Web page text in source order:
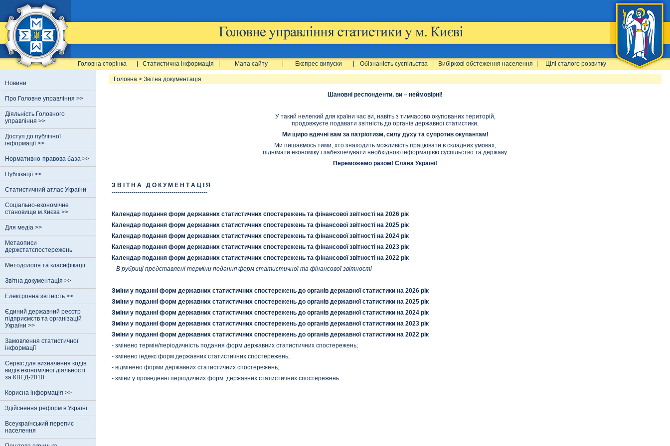
Головна сторінка Статистична інформація Мапа сайту Експрес-випуски Обізнаність суспільства Вибіркові обстеження населення Цілі сталого розвитку
Новини
Про Головне управління >>
Діяльність Головного
управління >>
Доступ до публічної
інформації >>
Нормативно-правова база >>
Публікації >>
Статистичний атлас України
Соціально-економічне
становище м.Києва >>
Для медіа >>
Метаописи
держстатспостережень
Методологія та класифікації
Звітна документація >>
Електронна звітність >>
Єдиний державний реєстр
пiдприємств та органiзацiй
України >>
Замовлення статистичної
інформації
Сервіс для визначення кодів
видів економічної діяльності
за КВЕД-2010
Корисна інформація >>
Здійснення реформ в Україні
Всеукраїнський перепис
населення
Головна > Звітна документація
Шановні респонденти, ви – неймовірні!
У такий нелегкий для країни час ви, навіть з тимчасово окупованих територій,
продовжуєте подавати звітність до органів державної статистики.
Ми щиро вдячні вам за патріотизм, силу духу та супротив окупантам!
Ми пишаємось тими, хто знаходить можливість працювати в складних умовах,
піднімати економіку і забезпечувати необхідною інформацією суспільство та державу.
Переможемо разом! Слава Україні!
З В І Т Н А Д О К У М Е Н Т А Ц І Я
------------------------------------------------
Календар подання форм державних статистичних спостережень та фінансової звітності на 2026 рік
Календар подання форм державних статистичних спостережень та фінансової звітності на 2025 рік
Календар подання форм державних статистичних спостережень та фінансової звітності на 2024 рік
Календар подання форм державних статистичних спостережень та фінансової звітності на 2023 рік
Календар подання форм державних статистичних спостережень та фінансової звітності на 2022 рік
В рубриці представлені терміни подання форм статистичної та фінансової звітності
Зміни у поданні форм державних статистичних спостережень до органів державної статистики на 2026 рік
Зміни у поданні форм державних статистичних спостережень до органів державної статистики на 2025 рік
Зміни у поданні форм державних статистичних спостережень до органів державної статистики на 2024 рік
Зміни у поданні форм державних статистичних спостережень до органів державної статистики на 2023 рік
Зміни у поданні форм державних статистичних спостережень до органів державної статистики на 2022 рік
- змінено термін/періодичність подання форм державних статистичних спостережень;
- змінено індекс форм державних статистичних спостережень;
- відмінено форми державних статистичних спостережень;
- зміни у проведенні періодичних форм державних статистичних спостережень.